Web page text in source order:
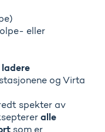
eller
og Virta
spekter av
alle
som er